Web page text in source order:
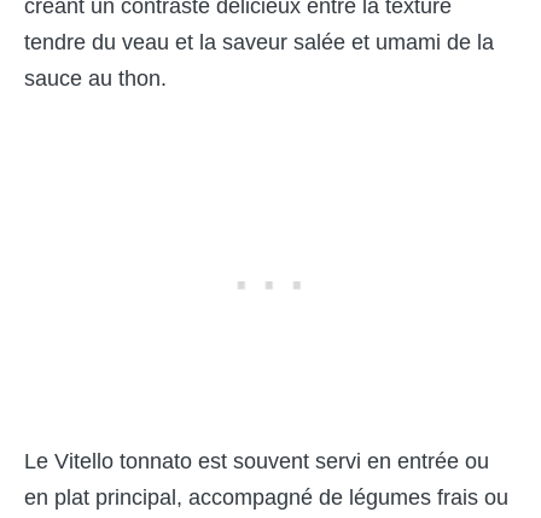
créant un contraste délicieux entre la texture
tendre du veau et la saveur salée et umami de la
sauce au thon.
Le Vitello tonnato est souvent servi en entrée ou
en plat principal, accompagné de légumes frais ou